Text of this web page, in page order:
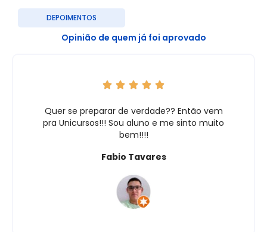
DEPOIMENTOS
Opinião de quem já foi aprovado
Quer se preparar de verdade?? Então vem
pra Unicursos!!! Sou aluno e me sinto muito
bem!!!!
Fabio Tavares